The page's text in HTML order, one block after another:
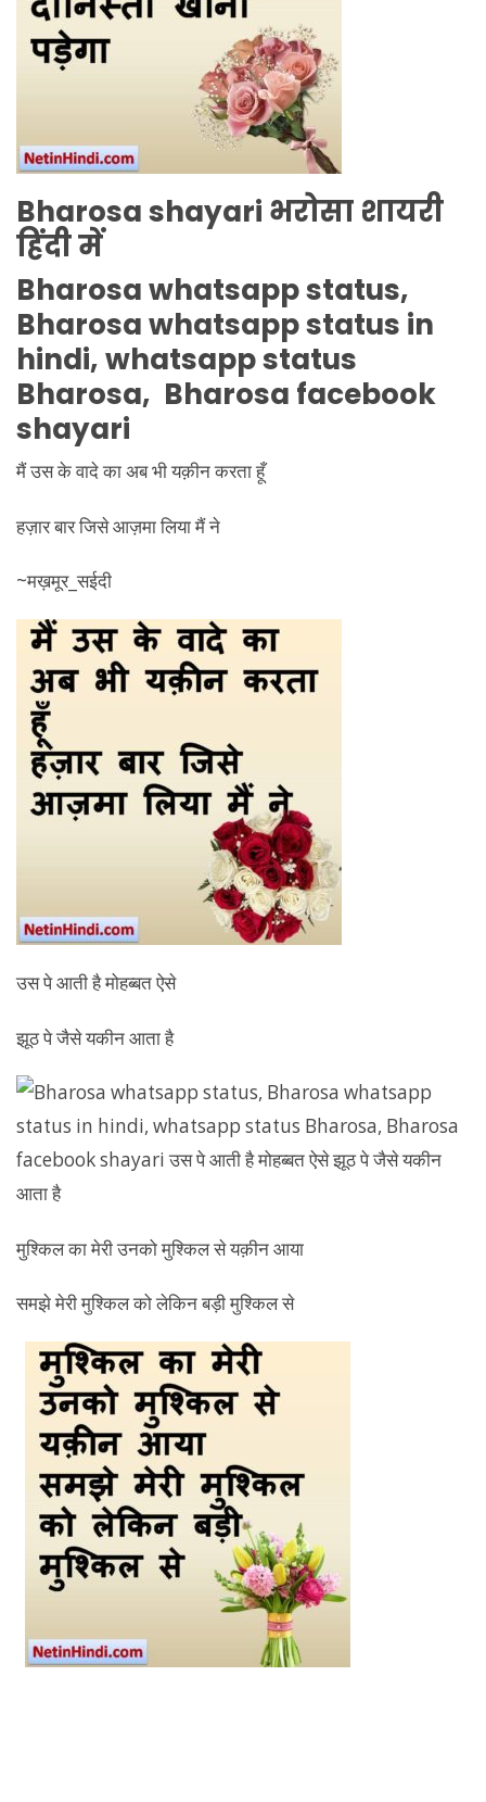
Bharosa shayari भरोसा शायरी
हिंदी में
Bharosa whatsapp status,
Bharosa whatsapp status in
hindi, whatsapp status
Bharosa, Bharosa facebook
shayari
मैं उस के वादे का अब भी यक़ीन करता हूँ
हज़ार बार जिसे आज़मा लिया मैं ने
~मख़मूर_सईदी
उस पे आती है मोहब्बत ऐसे
झूठ पे जैसे यकीन आता है
मुश्किल का मेरी उनको मुश्किल से यक़ीन आया
समझे मेरी मुश्किल को लेकिन बड़ी मुश्किल से